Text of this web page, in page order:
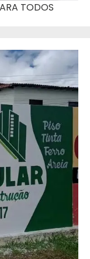
TODOS